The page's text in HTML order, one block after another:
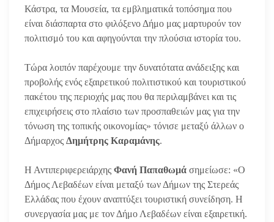
Κάστρα, τα Μουσεία, τα εμβληματικά τοπόσημα που
είναι διάσπαρτα στο φιλόξενο Δήμο μας μαρτυρούν τον
πολιτισμό του και αφηγούνται την πλούσια ιστορία του.
Τώρα λοιπόν παρέχουμε την δυνατότατα ανάδειξης και
προβολής ενός εξαιρετικού πολιτιστικού και τουριστικού
πακέτου της περιοχής μας που θα περιλαμβάνει και τις
επιχειρήσεις στο πλαίσιο των προσπαθειών μας για την
τόνωση της τοπικής οικονομίας» τόνισε μεταξύ άλλων ο
Δήμαρχος Δημήτρης Καραμάνης.
Η Αντιπεριφερειάρχης Φανή Παπαθωμά σημείωσε: «Ο
Δήμος Λεβαδέων είναι μεταξύ των Δήμων της Στερεάς
Ελλάδας που έχουν αναπτύξει τουριστική συνείδηση. Η
συνεργασία μας με τον Δήμο Λεβαδέων είναι εξαιρετική.